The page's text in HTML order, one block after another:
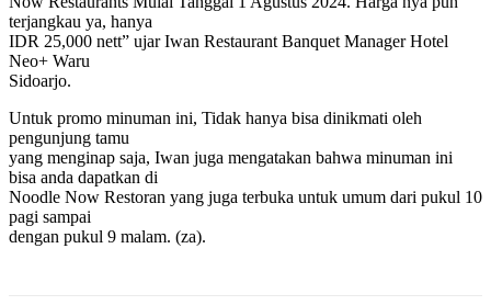
terjangkau ya, hanya
IDR 25,000 nett” ujar Iwan Restaurant Banquet Manager Hotel
Neo+ Waru
Sidoarjo.
Untuk promo minuman ini, Tidak hanya bisa dinikmati oleh
pengunjung tamu
yang menginap saja, Iwan juga mengatakan bahwa minuman ini
bisa anda dapatkan di
Noodle Now Restoran yang juga terbuka untuk umum dari pukul 10
pagi sampai
dengan pukul 9 malam. (za).